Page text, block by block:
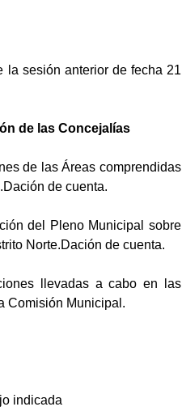
la sesión anterior de fecha 21
de las Concejalías
de las Áreas comprendidas
de cuenta.
del Pleno Municipal sobre
Norte.Dación de cuenta.
llevadas a cabo en las
Comisión Municipal.
indicada